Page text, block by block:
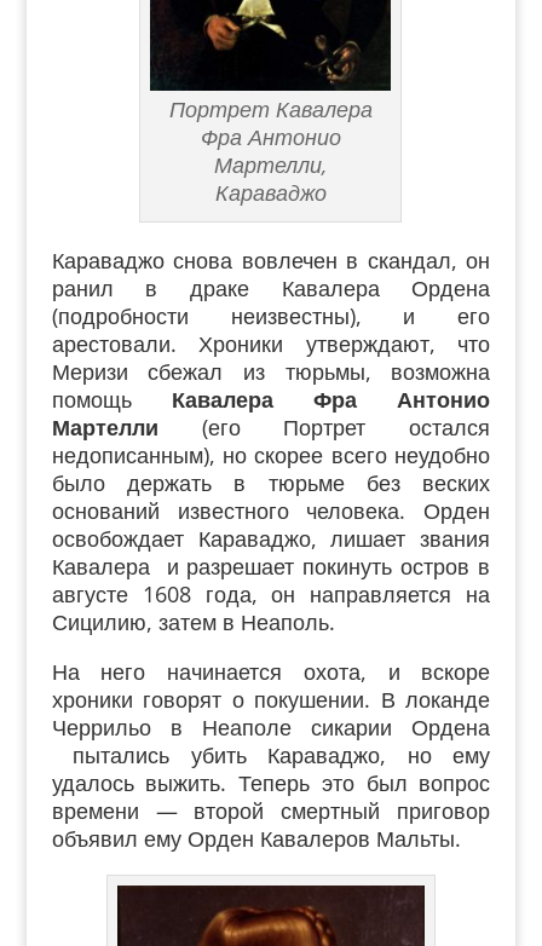
Портрет Кавалера
Фра Антонио
Мартелли,
Караваджо
Караваджо снова вовлечен в скандал, он
ранил в драке Кавалера Ордена
(подробности неизвестны), и его
арестовали. Хроники утверждают, что
Меризи сбежал из тюрьмы, возможна
помощь Кавалера Фра Антонио
Мартелли (его Портрет остался
недописанным), но скорее всего неудобно
было держать в тюрьме без веских
оснований известного человека. Орден
освобождает Караваджо, лишает звания
Кавалера и разрешает покинуть остров в
августе 1608 года, он направляется на
Сицилию, затем в Неаполь.
На него начинается охота, и вскоре
хроники говорят о покушении. В локанде
Черрильо в Неаполе сикарии Ордена
пытались убить Караваджо, но ему
удалось выжить. Теперь это был вопрос
времени — второй смертный приговор
объявил ему Орден Кавалеров Мальты.